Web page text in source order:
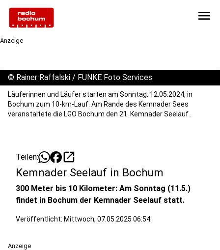
menu
Anzeige
© Rainer Raffalski / FUNKE Foto Services
Läuferinnen und Läufer starten am Sonntag, 12.05.2024, in
Bochum zum 10-km-Lauf. Am Rande des Kemnader Sees
veranstaltete die LGO Bochum den 21. Kemnader Seelauf .
Teilen: open_in_new
Kemnader Seelauf in Bochum
300 Meter bis 10 Kilometer: Am Sonntag (11.5.)
findet in Bochum der Kemnader Seelauf statt.
Veröffentlicht: Mittwoch, 07.05.2025 06:54
Anzeige